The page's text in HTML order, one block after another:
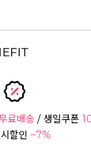
료배송 / 생일쿠폰
할인 ~7%